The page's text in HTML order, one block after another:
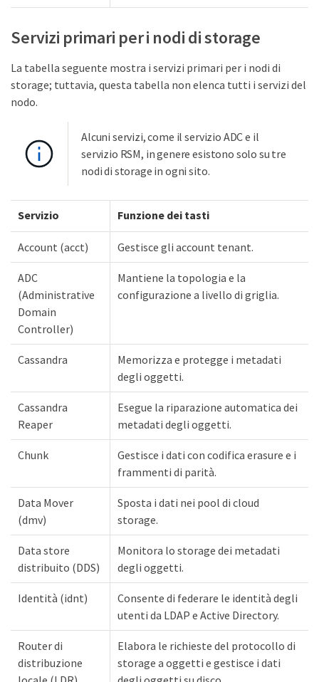
Servizi primari per i nodi di storage
La tabella seguente mostra i servizi primari per i nodi di
storage; tuttavia, questa tabella non elenca tutti i servizi del
nodo.
Alcuni servizi, come il servizio ADC e il
servizio RSM, in genere esistono solo su tre
nodi di storage in ogni sito.
Servizio Funzione dei tasti
Account (acct) Gestisce gli account tenant.
ADC
(Administrative
Domain
Controller)
Mantiene la topologia e la
configurazione a livello di griglia.
Cassandra
Memorizza e protegge i metadati
degli oggetti.
Cassandra
Reaper
Esegue la riparazione automatica dei
metadati degli oggetti.
Chunk
Gestisce i dati con codifica erasure e i
frammenti di parità.
Data Mover
(dmv)
Sposta i dati nei pool di cloud
storage.
Data store
distribuito (DDS)
Monitora lo storage dei metadati
degli oggetti.
Identità (idnt)
Consente di federare le identità degli
utenti da LDAP e Active Directory.
Router di
distribuzione
Elabora le richieste del protocollo di
storage a oggetti e gestisce i dati